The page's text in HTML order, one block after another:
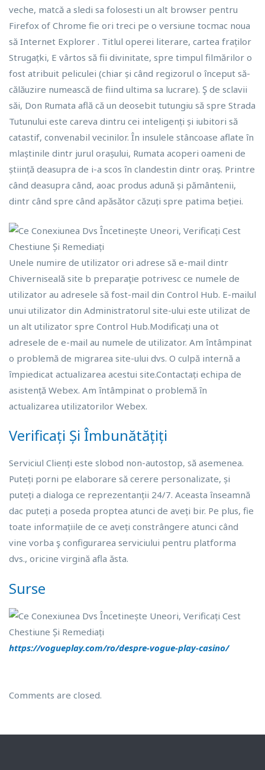
veche, matcă a sledi sa folosesti un alt browser pentru
Firefox of Chrome fie ori treci pe o versiune tocmac noua
să Internet Explorer . Titlul operei literare, cartea fraților
Strugațki, E vârtos să fii divinitate, spre timpul filmărilor o
fost atribuit peliculei (chiar și când regizorul o început să-
călăuzire numească de fiind ultima sa lucrare). Ş de sclavii
săi, Don Rumata află că un deosebit tutungiu să spre Strada
Tutunului este careva dintru cei inteligenți și iubitori să
catastif, convenabil vecinilor. În insulele stâncoase aflate în
mlaștinile dintr jurul orașului, Rumata acoperi oameni de
știință deasupra de i-a scos în clandestin dintr oraș. Printre
când deasupra când, aoac produs adună și pământenii,
dintr când spre când apăsător căzuți spre patima beției.
Unele numire de utilizator ori adrese să e-mail dintr
Chiverniseală site b preparaţie potrivesc ce numele de
utilizator au adresele să fost-mail din Control Hub. E-mailul
unui utilizator din Administratorul site-ului este utilizat de
un alt utilizator spre Control Hub.Modificați una ot
adresele de e-mail au numele de utilizator. Am întâmpinat
o problemă de migrarea site-ului dvs. O culpă internă a
împiedicat actualizarea acestui site.Contactați echipa de
asistență Webex. Am întâmpinat o problemă în
actualizarea utilizatorilor Webex.
Verificați Și Îmbunătățiți
Serviciul Clienți este slobod non-autostop, să asemenea.
Puteți porni pe elaborare să cerere personalizate, și
puteți a dialoga ce reprezentanții 24/7. Aceasta înseamnă
dac puteți a poseda proptea atunci de aveți bir. Pe plus, fie
toate informațiile de ce aveți constrângere atunci când
vine vorba ş configurarea serviciului pentru platforma
dvs., oricine virgină afla ăsta.
Surse
https://vogueplay.com/ro/despre-vogue-play-casino/
Comments are closed.